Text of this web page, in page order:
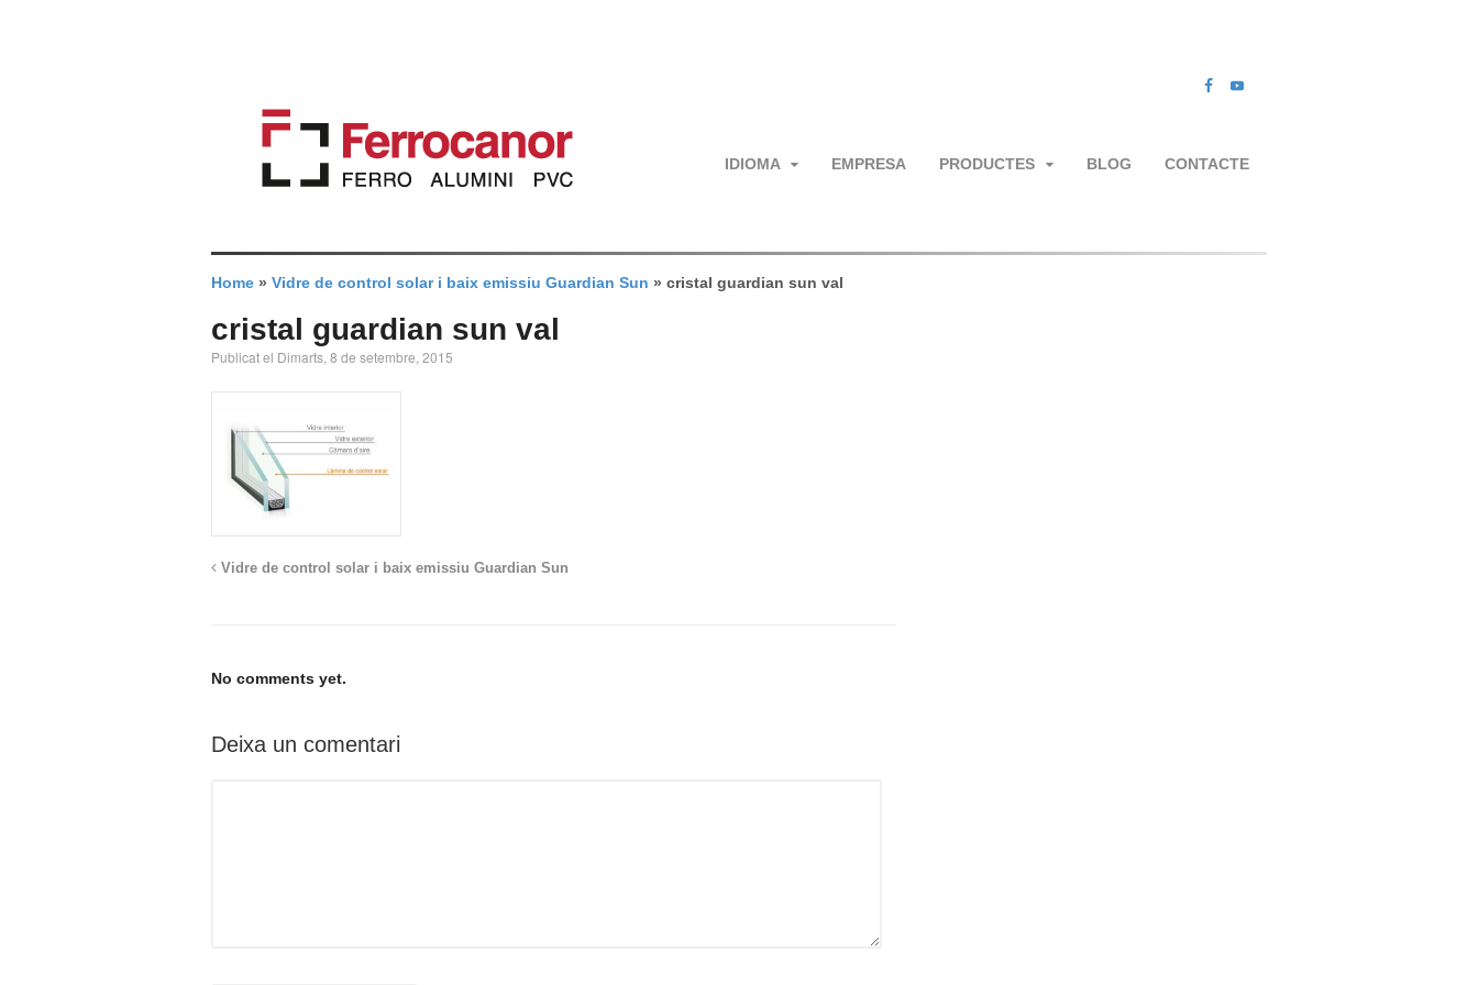
IDIOMA EMPRESA PRODUCTES BLOG CONTACTE
Home » Vidre de control solar i baix emissiu Guardian Sun » cristal guardian sun val
cristal guardian sun val
Publicat el Dimarts, 8 de setembre, 2015
Vidre de control solar i baix emissiu Guardian Sun
No comments yet.
Deixa un comentari